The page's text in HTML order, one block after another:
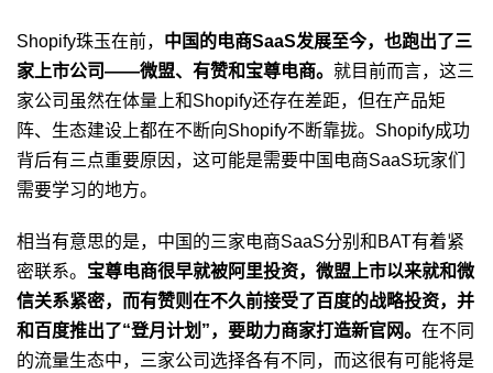
Shopify珠玉在前， 中国的电商SaaS发展至今，也跑出了三
家上市公司——微盟、有赞和宝尊电商。 就目前而言，这三
家公司虽然在体量上和Shopify还存在差距，但在产品矩
阵、生态建设上都在不断向Shopify不断靠拢。Shopify成功
背后有三点重要原因，这可能是需要中国电商SaaS玩家们
需要学习的地方。
相当有意思的是，中国的三家电商SaaS分别和BAT有着紧
密联系。 宝尊电商很早就被阿里投资，微盟上市以来就和微
信关系紧密，而有赞则在不久前接受了百度的战略投资，并
和百度推出了“登月计划”，要助力商家打造新官网。 在不同
的流量生态中，三家公司选择各有不同，而这很有可能将是